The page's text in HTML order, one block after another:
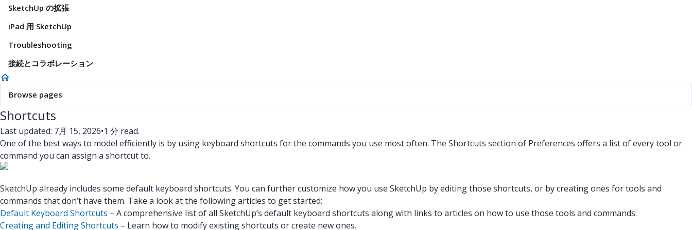
SketchUp の拡張
iPad 用 SketchUp
Troubleshooting
接続とコラボレーション
Browse pages
Shortcuts
Last updated: 7月 15, 2026•1 分 read.
One of the best ways to model efficiently is by using keyboard shortcuts for the commands you use most often. The Shortcuts section of Preferences offers a list of every tool or
command you can assign a shortcut to.
SketchUp already includes some default keyboard shortcuts. You can further customize how you use SketchUp by editing those shortcuts, or by creating ones for tools and
commands that don’t have them. Take a look at the following articles to get started:
Default Keyboard Shortcuts – A comprehensive list of all SketchUp’s default keyboard shortcuts along with links to articles on how to use those tools and commands.
Creating and Editing Shortcuts – Learn how to modify existing shortcuts or create new ones.